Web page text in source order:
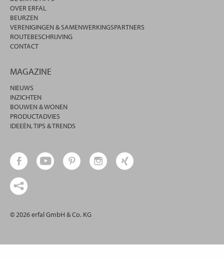
OVER ERFAL
BEURZEN
VERENIGINGEN & SAMENWERKINGSPARTNERS
ROUTEBESCHRIJVING
CONTACT
MAGAZINE
NIEUWS
INZICHTEN
BOUWEN & WONEN
PRODUCTADVIES
IDEEËN, TIPS & TRENDS
© 2026 erfal GmbH & Co. KG